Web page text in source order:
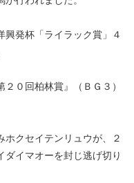
興発杯「ライラック賞」４
０回柏林賞』（ＢＧ３）
ホクセイテンリュウが、２
ダイマオーを封じ逃げ切り